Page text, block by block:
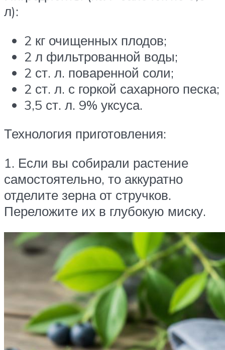
л):
2 кг очищенных плодов;
2 л фильтрованной воды;
2 ст. л. поваренной соли;
2 ст. л. с горкой сахарного песка;
3,5 ст. л. 9% уксуса.
Технология приготовления:
1. Если вы собирали растение
самостоятельно, то аккуратно
отделите зерна от стручков.
Переложите их в глубокую миску.